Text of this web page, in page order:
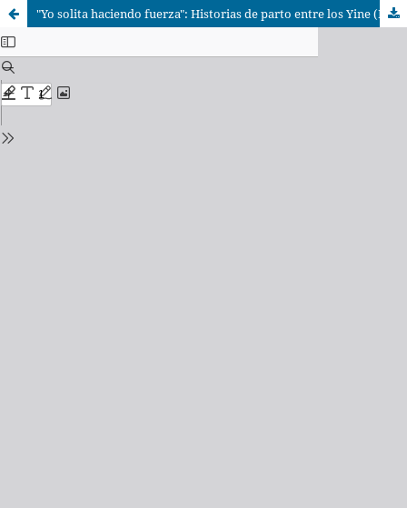
"Yo solita haciendo fuerza": Historias de parto entre los Yine (Piro) de la Amazonía Peruana